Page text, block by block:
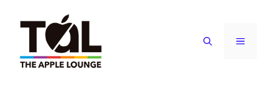
contenuto
MENU